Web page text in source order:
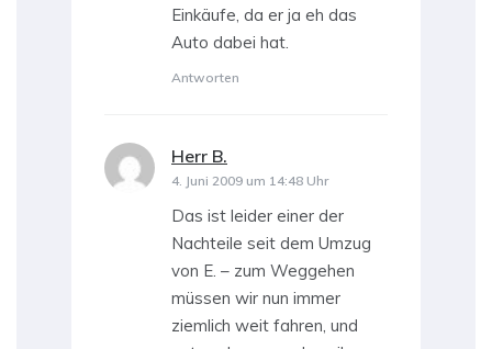
Einkäufe, da er ja eh das
Auto dabei hat.
Antworten
Herr B.
4. Juni 2009 um 14:48 Uhr
Das ist leider einer der
Nachteile seit dem Umzug
von E. – zum Weggehen
müssen wir nun immer
ziemlich weit fahren, und